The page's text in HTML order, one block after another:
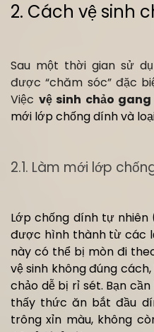
2. Cách vệ sinh
Sau một thời gian sử
được “chăm sóc” đặc
Việc vệ sinh chảo gang
mới lớp chống dính và
2.1. Làm mới lớp
Lớp chống dính tự nhiên
được hình thành từ các
này có thể bị mòn đi
vệ sinh không đúng
chảo dễ bị rỉ sét. Bạn
thấy thức ăn bắt đầu
trông xỉn màu, không